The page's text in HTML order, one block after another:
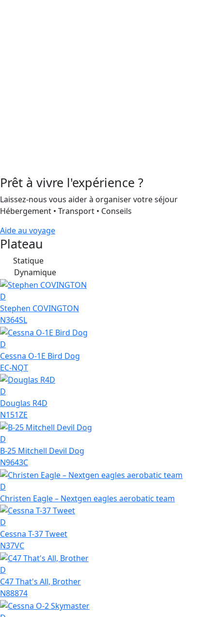
Prêt à vivre l'expérience ?
Laissez-nous vous aider à organiser votre séjour
Hébergement • Transport • Conseils
Aide au voyage
Plateau
Statique
Dynamique
D
Stephen COVINGTON
N364SL
D
Cessna O-1E Bird Dog
EC-NQT
D
Douglas R4D
N151ZE
D
B-25 Mitchell Devil Dog
N9643C
D
Christen Eagle – Nextgen eagles aerobatic team
D
Cessna T-37 Tweet
N37VC
D
C47 That's All, Brother
N88874